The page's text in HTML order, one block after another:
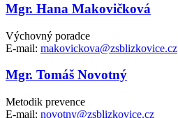
Mgr. Hana Makovičková
Výchovný poradce
E-mail: makovickova@zsblizkovice.cz
Mgr. Tomáš Novotný
Metodik prevence
E-mail: novotny@zsblizkovice.cz